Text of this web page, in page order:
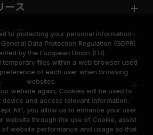
ース
ついて
to protecting your personal information
Data Protection Regulation (GDPR)
by the European Union (EU).
temporary files within a web browser used
of each user when browsing
websites.
website again, Cookies will be used to
device and access relevant information.
All", you allow us to enhance your user
website through the use of Cookie, assist
of website performance and usage so that